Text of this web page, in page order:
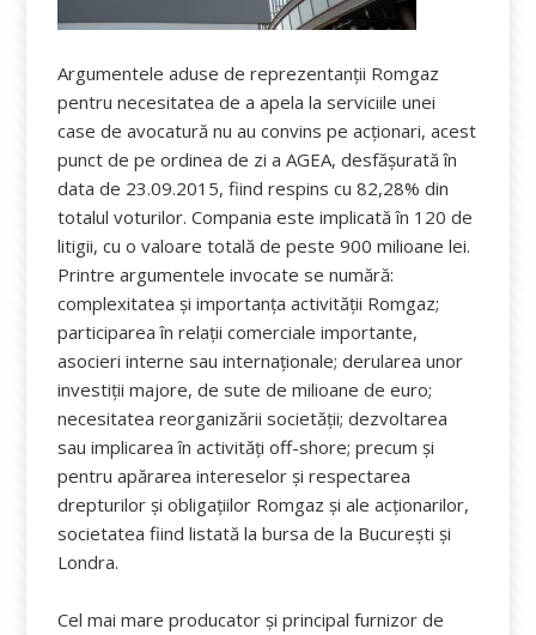
Argumentele aduse de reprezentanții Romgaz
pentru necesitatea de a apela la serviciile unei
case de avocatură nu au convins pe acționari, acest
punct de pe ordinea de zi a AGEA, desfășurată în
data de 23.09.2015, fiind respins cu 82,28% din
totalul voturilor. Compania este implicată în 120 de
litigii, cu o valoare totală de peste 900 milioane lei.
Printre argumentele invocate se numără:
complexitatea și importanța activității Romgaz;
participarea în relații comerciale importante,
asocieri interne sau internaționale; derularea unor
investiții majore, de sute de milioane de euro;
necesitatea reorganizării societății; dezvoltarea
sau implicarea în activități off-shore; precum și
pentru apărarea intereselor și respectarea
drepturilor și obligațiilor Romgaz și ale acționarilor,
societatea fiind listată la bursa de la București și
Londra.
Cel mai mare producator și principal furnizor de